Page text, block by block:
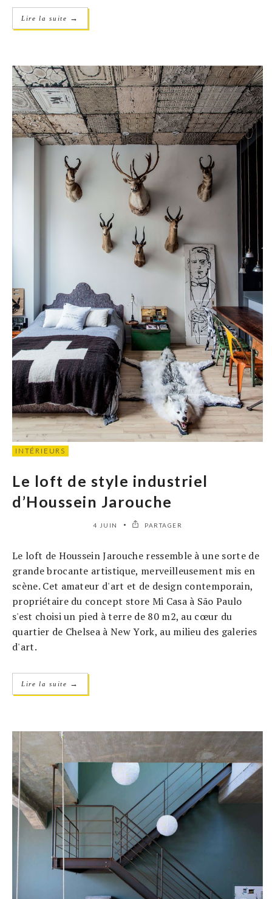
Lire la suite →
INTÉRIEURS
Le loft de style industriel
d’Houssein Jarouche
4 JUIN PARTAGER
Le loft de Houssein Jarouche ressemble à une sorte de
grande brocante artistique, merveilleusement mis en
scène. Cet amateur d'art et de design contemporain,
propriétaire du concept store Mi Casa à São Paulo
s'est choisi un pied à terre de 80 m2, au cœur du
quartier de Chelsea à New York, au milieu des galeries
d'art.
Lire la suite →